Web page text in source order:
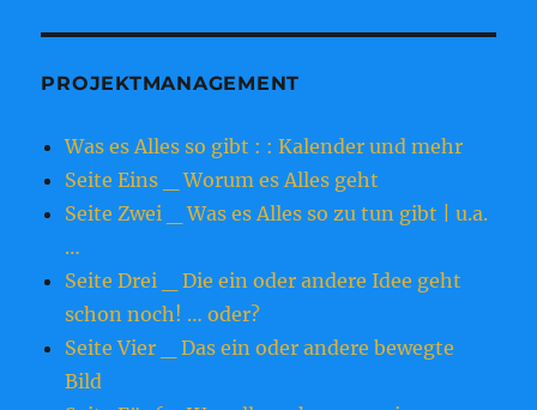
PROJEKTMANAGEMENT
Was es Alles so gibt : : Kalender und mehr
Seite Eins _ Worum es Alles geht
Seite Zwei _ Was es Alles so zu tun gibt | u.a.
…
Seite Drei _ Die ein oder andere Idee geht
schon noch! … oder?
Seite Vier _ Das ein oder andere bewegte
Bild